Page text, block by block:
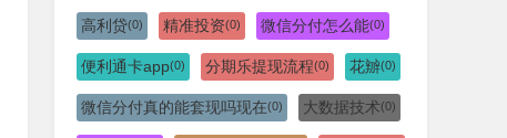
高利贷(0) 精准投资(0) 微信分付怎么能(0)
便利通卡app(0) 分期乐提现流程(0) 花辧(0)
微信分付真的能套现吗现在(0) 大数据技术(0)